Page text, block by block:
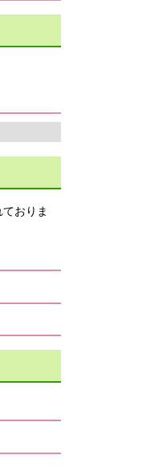
おりま